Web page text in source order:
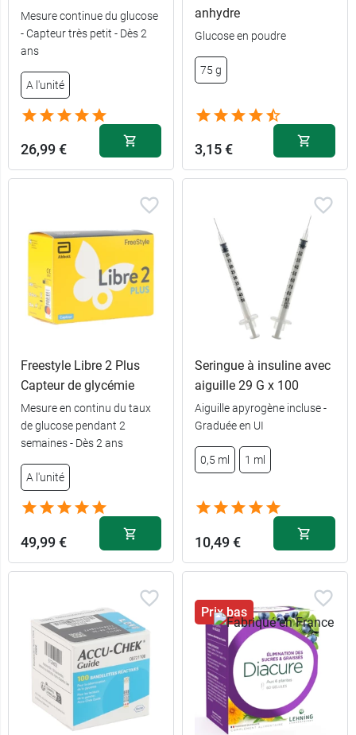
Mesure continue du glucose
- Capteur très petit - Dès 2
ans
A l'unité
26,99 €
anhydre
Glucose en poudre
75 g
3,15 €
Freestyle Libre 2 Plus
Capteur de glycémie
Mesure en continu du taux
de glucose pendant 2
semaines - Dès 2 ans
A l'unité
49,99 €
Seringue à insuline avec
aiguille 29 G x 100
Aiguille apyrogène incluse -
Graduée en UI
0,5 ml 1 ml
10,49 €
Prix bas